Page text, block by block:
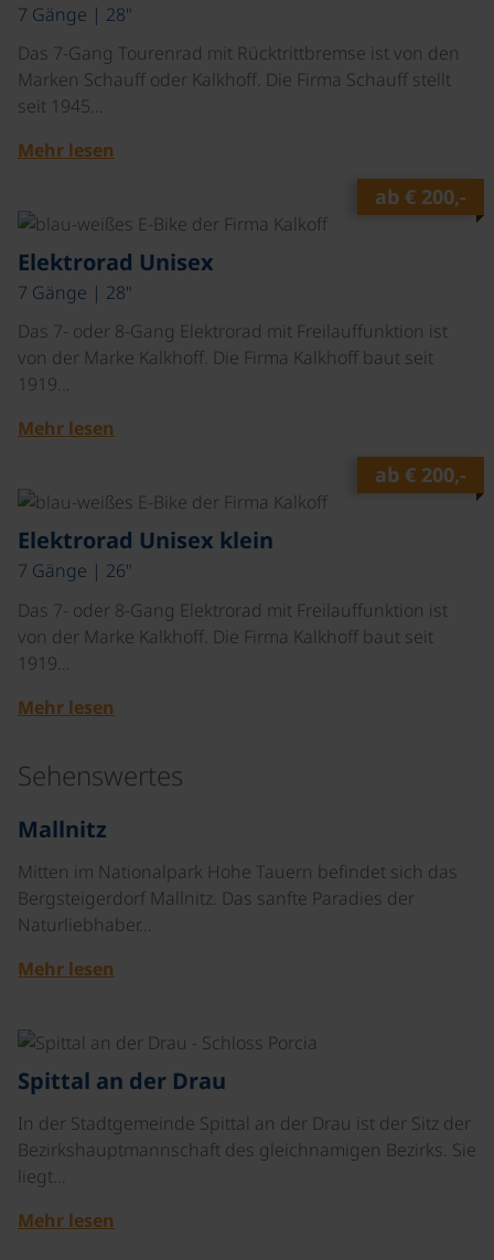
7 Gänge | 28"
Das 7-Gang Tourenrad mit Rücktrittbremse ist von den
Marken Schauff oder Kalkhoff. Die Firma Schauff stellt
seit 1945…
Mehr lesen
ab € 200,-
Elektrorad Unisex
7 Gänge | 28"
Das 7- oder 8-Gang Elektrorad mit Freilauffunktion ist
von der Marke Kalkhoff. Die Firma Kalkhoff baut seit
1919…
Mehr lesen
ab € 200,-
Elektrorad Unisex klein
7 Gänge | 26"
Das 7- oder 8-Gang Elektrorad mit Freilauffunktion ist
von der Marke Kalkhoff. Die Firma Kalkhoff baut seit
1919…
Mehr lesen
Sehenswertes
Mallnitz
Mitten im Nationalpark Hohe Tauern befindet sich das
Bergsteigerdorf Mallnitz. Das sanfte Paradies der
Naturliebhaber…
Mehr lesen
Spittal an der Drau
In der Stadtgemeinde Spittal an der Drau ist der Sitz der
Bezirkshauptmannschaft des gleichnamigen Bezirks. Sie
liegt…
Mehr lesen